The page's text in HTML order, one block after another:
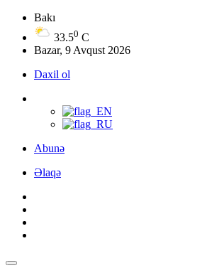
Bakı
33.50 C
Bazar, 9 Avqust 2026
Daxil ol
Abunə
Əlaqə